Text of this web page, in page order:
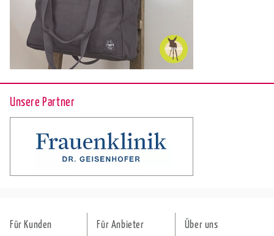
Unsere Partner
Für Kunden Für Anbieter Über uns